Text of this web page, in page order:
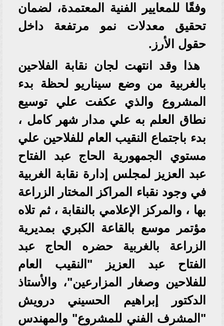
وفقًا للمعايير الفنية المعتمدة، لضمان
تحقيق معدلات نمو مرتفعة داخل
حقول الأرز.
هذا وقد انتهت لجان نقابة الفلاحين
بالغربية من وضع سيناريو لحظة بدء
المشروع والذي عكفت علي توسيع
نطاق العلم به علي مدار شهر كامل ،
بدء باجتماع النقيب العام للفلاحين علي
مستوي الجمهورية الحاج عبد الفتاح
عبد العزيز لمجلس إدارة نقابة الغربية
في وجود نقباء المراكز المختار الزراعة
بها ، والمركز الإعلامي بالنقابة ، ثم تلاه
مؤتمر موسع بالقاعة الكبري بمديرية
الزراعة بالغربية حضره الحاج عبد
الفتاح عبد العزيز "النقيب العام
للفلاحين وصغار المزارعين"، والأستاذ
الدكتور إبراهيم الحسيني درويش
"المشرف الفني للمشروع" والمهندس